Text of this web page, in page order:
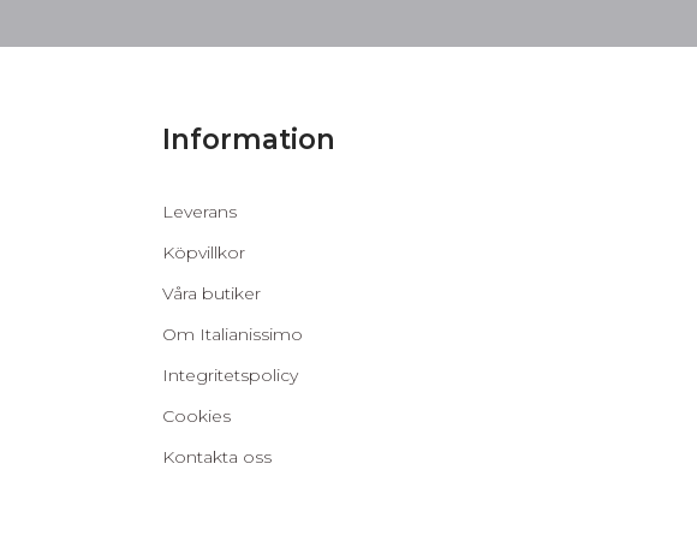
Information
Leverans
Köpvillkor
Våra butiker
Om Italianissimo
Integritetspolicy
Cookies
Kontakta oss